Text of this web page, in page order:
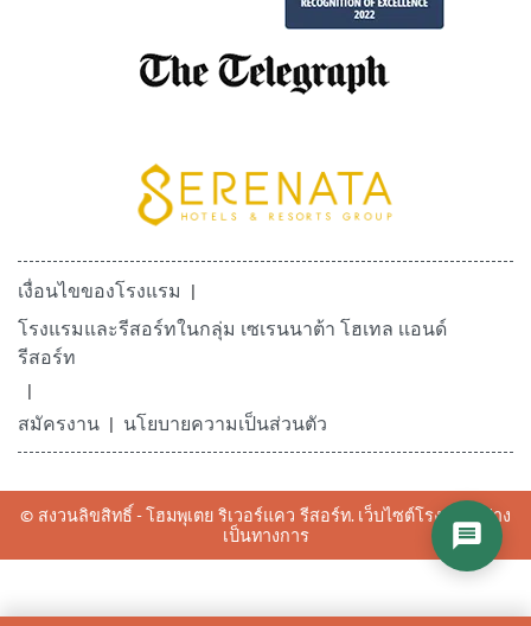
เงื่อนไขของโรงแรม
โรงแรมและรีสอร์ทในกลุ่ม เซเรนนาต้า โฮเทล เเอนด์
รีสอร์ท
สมัครงาน นโยบายความเป็นส่วนตัว
© สงวนลิขสิทธิ์ - โฮมพุเตย ริเวอร์แคว รีสอร์ท. เว็บไซต์โรงแรมอย่าง
เป็นทางการ